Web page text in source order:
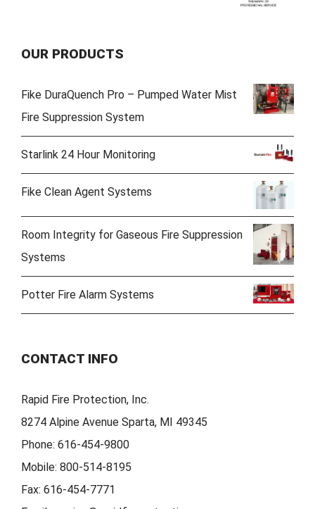
OUR PRODUCTS
Fike DuraQuench Pro – Pumped Water Mist
Fire Suppression System
Starlink 24 Hour Monitoring
Fike Clean Agent Systems
Room Integrity for Gaseous Fire Suppression
Systems
Potter Fire Alarm Systems
CONTACT INFO
Rapid Fire Protection, Inc.
8274 Alpine Avenue Sparta, MI 49345
Phone: 616-454-9800
Mobile: 800-514-8195
Fax: 616-454-7771